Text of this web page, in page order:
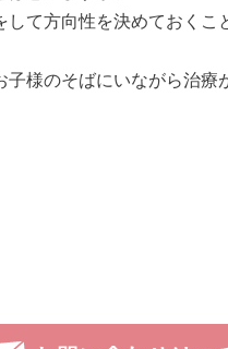
て方向性を決めておくこ
様のそばにいながら治療